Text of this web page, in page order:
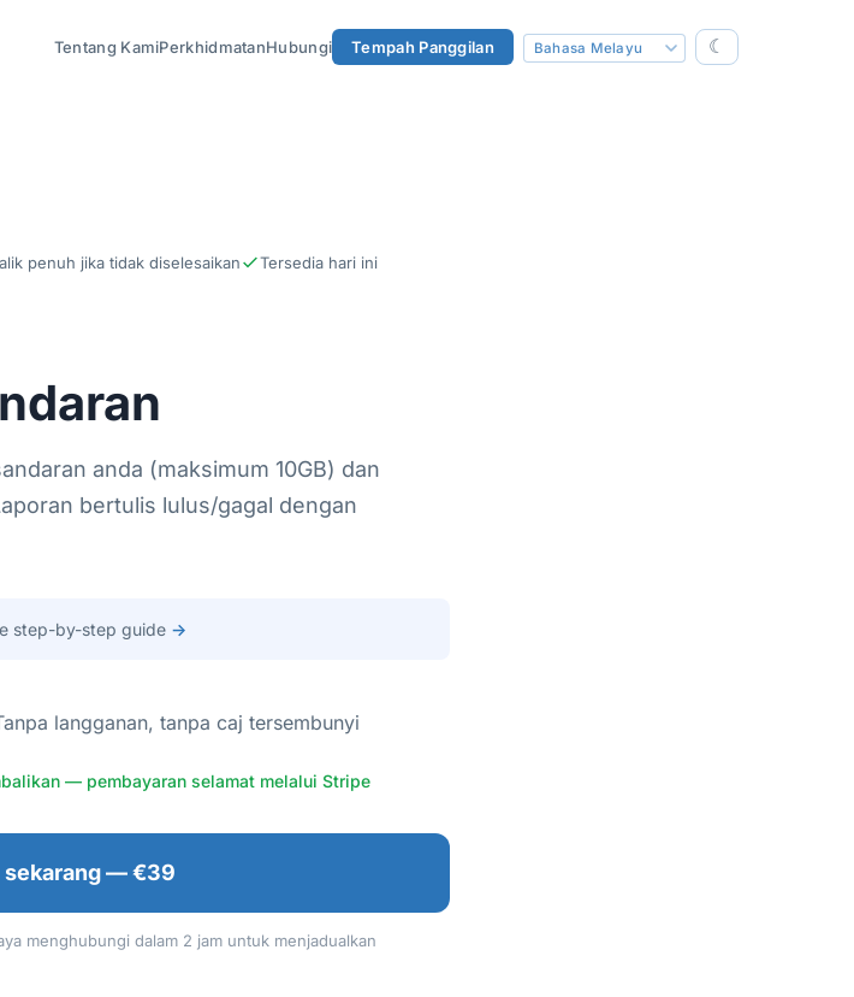
Tentang KamiPerkhidmatanHubungi Tempah Panggilan ☾
penuh jika tidak diselesaikan Tersedia hari ini
anda (maksimum 10GB) dan
bertulis lulus/gagal dengan
step-by-step guide →
langganan, tanpa caj tersembunyi
— pembayaran selamat melalui Stripe
sekarang — €39
menghubungi dalam 2 jam untuk menjadualkan